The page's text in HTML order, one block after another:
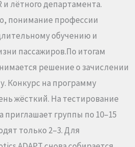
лётного департамента.
понимание профессии
обучению и
пассажиров.По итогам
решение о зачислении
Конкурс на программу
жёсткий. На тестирование
приглашает группы по 10–15
только 2–3. Для